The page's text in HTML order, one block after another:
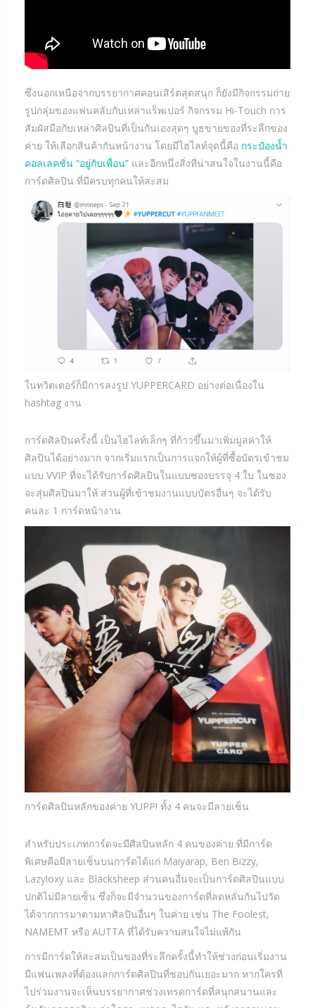
ซึ่งนอกเหนือจากบรรยากาศคอนเสิร์ตสุดสนุก ก็ยังมีกิจกรรมถ่าย
รูปกลุ่มของแฟนคลับกับเหล่าแร็พเปอร์ กิจกรรม Hi-Touch การ
สัมผัสมือกับเหล่าศิลปินที่เป็นกันเองสุดๆ บูธขายของที่ระลึกของ
ค่าย ให้เลือกสินค้ากันหน้างาน โดยมีไฮไลท์จุดนี้คือ กระป๋องน้ำ
คอลเลคชั่น “อยู่กับเพื่อน” และอีกหนึ่งสิ่งที่น่าสนใจในงานนี้คือ
การ์ดศิลปิน ที่มีครบทุกคนให้สะสม
ในทวิตเตอร์ก็มีการลงรูป YUPPERCARD อย่างต่อเนื่องใน
hashtag งาน
การ์ดศิลปินครั้งนี้ เป็นไฮไลท์เล็กๆ ที่ก้าวขึ้นมาเพิ่มมูลค่าให้
ศิลปินได้อย่างมาก จากเริ่มแรกเป็นการแจกให้ผู้ที่ซื้อบัตรเข้าชม
แบบ VVIP ที่จะได้รับการ์ดศิลปินในแบบซองบรรจุ 4 ใบ ในซอง
จะสุ่มศิลปินมาให้ ส่วนผู้ที่เข้าชมงานแบบบัตรอื่นๆ จะได้รับ
คนละ 1 การ์ดหน้างาน
การ์ดศิลปินหลักของค่าย YUPP! ทั้ง 4 คนจะมีลายเซ็น
สำหรับประเภทการ์ดจะมีศิลปินหลัก 4 คนของค่าย ที่มีการ์ด
พิเศษคือมีลายเซ็นบนการ์ดได้แก่ Maiyarap, Ben Bizzy,
Lazyloxy และ Blacksheep ส่วนคนอื่นจะเป็นการ์ดศิลปินแบบ
ปกติไม่มีลายเซ็น ซึ่งก็จะมีจำนวนของการ์ดที่ลดหลั่นกันไปวัด
ได้จากการมาตามหาศิลปินอื่นๆ ในค่าย เช่น The Foolest,
NAMEMT หรือ AUTTA ที่ได้รับความสนใจไม่แพ้กัน
การมีการ์ดให้สะสมเป็นของที่ระลึกครั้งนี้ทำให้ช่วงก่อนเริ่มงาน
มีแฟนเพลงที่ต้องแลกการ์ดศิลปินที่ชอบกันเยอะมาก หากใครที่
ไปร่วมงานจะเห็นบรรยากาศช่วงเทรดการ์ดที่สนุกสนานและ